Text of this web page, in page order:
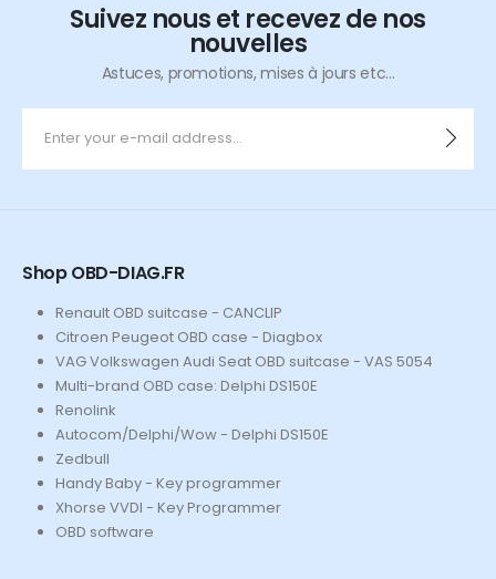
Suivez nous et recevez de nos
nouvelles
Astuces, promotions, mises à jours etc...
Shop OBD-DIAG.FR
Renault OBD suitcase - CANCLIP
Citroen Peugeot OBD case - Diagbox
VAG Volkswagen Audi Seat OBD suitcase - VAS 5054
Multi-brand OBD case: Delphi DS150E
Renolink
Autocom/Delphi/Wow - Delphi DS150E
Zedbull
Handy Baby - Key programmer
Xhorse VVDI - Key Programmer
OBD software